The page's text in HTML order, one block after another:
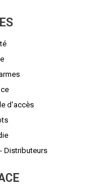
d'accès
Distributeurs